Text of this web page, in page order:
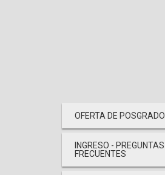
OFERTA DE POSGRADO
INGRESO - PREGUNTAS
FRECUENTES